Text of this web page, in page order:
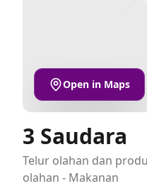
Open in Maps
3 Saudara
Telur olahan dan
olahan - Makanan